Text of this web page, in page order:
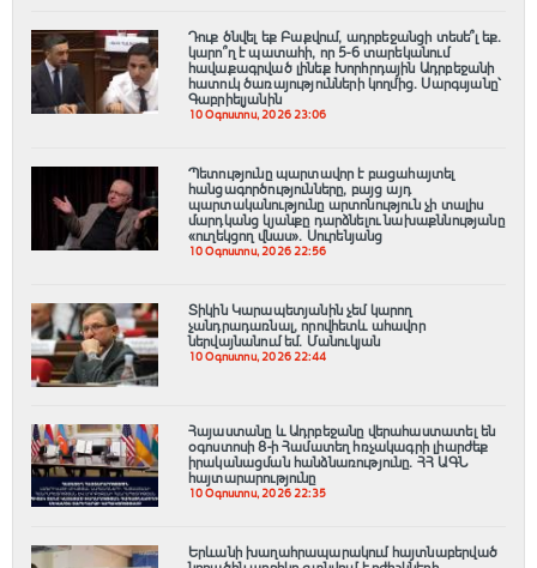
Դուք ծնվել եք Բաքվում, ադրբեջանցի տեսե՞լ եք.
կարո՞ղ է պատահի, որ 5-6 տարեկանում
հավաքագրված լինեք Խորհրդային Ադրբեջանի
հատուկ ծառայությունների կողմից. Սարգսյանը՝
Գաբրիելյանին
10 Օգոստոս, 2026 23:06
Պետությունը պարտավոր է բացահայտել
հանցագnրծությունները, բայց այդ
պարտականությունը արտոնություն չի տալիս
մարդկանց կյանքը դարձնելու նախաքննությանը
«ուղեկցող վնաս». Սուրենյանց
10 Օգոստոս, 2026 22:56
Տիկին Կարապետյանին չեմ կարող
չանդրադառնալ, որովհետև ահավոր
ներվայնանում եմ. Մանուկյան
10 Օգոստոս, 2026 22:44
Հայաստանը և Ադրբեջանը վերահաստատել են
օգոստոսի 8-ի Համատեղ հռչակագրի լիարժեք
իրականացման հանձնառությունը․ ՀՀ ԱԳՆ
հայտարարությունը
10 Օգոստոս, 2026 22:35
Երևանի խաղահրապարակում հայտնաբերված